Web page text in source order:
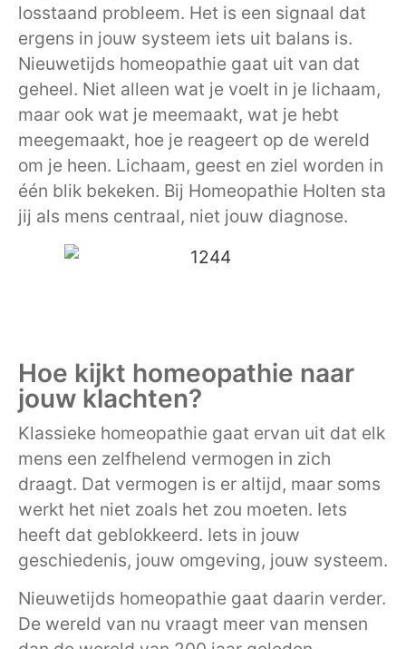
losstaand probleem. Het is een signaal dat
ergens in jouw systeem iets uit balans is.
Nieuwetijds homeopathie gaat uit van dat
geheel. Niet alleen wat je voelt in je lichaam,
maar ook wat je meemaakt, wat je hebt
meegemaakt, hoe je reageert op de wereld
om je heen. Lichaam, geest en ziel worden in
één blik bekeken. Bij Homeopathie Holten sta
jij als mens centraal, niet jouw diagnose.
Hoe kijkt homeopathie naar
jouw klachten?
Klassieke homeopathie gaat ervan uit dat elk
mens een zelfhelend vermogen in zich
draagt. Dat vermogen is er altijd, maar soms
werkt het niet zoals het zou moeten. Iets
heeft dat geblokkeerd. Iets in jouw
geschiedenis, jouw omgeving, jouw systeem.
Nieuwetijds homeopathie gaat daarin verder.
De wereld van nu vraagt meer van mensen